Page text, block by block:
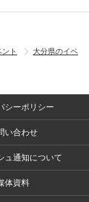
ト
大分県のイベ
シーポリシー
い合わせ
ュ通知について
体資料